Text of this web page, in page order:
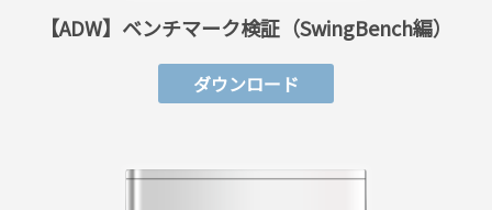
【ADW】ベンチマーク検証（SwingBench編）
ダウンロード